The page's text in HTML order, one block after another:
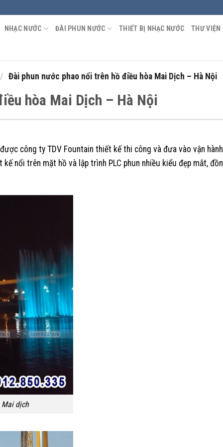
NHẠC NƯỚC ĐÀI PHUN NƯỚC THIẾT BỊ NHẠC NƯỚC THƯ VIỆN
/ Đài phun nước phao nổi trên hồ điều hòa Mai Dịch – Hà Nội
hòa Mai Dịch – Hà Nội
công ty TDV Fountain thiết kế thi công và đưa vào vận
nổi trên mặt hồ và lập trình PLC phun nhiều kiểu đẹp mắt,
dịch